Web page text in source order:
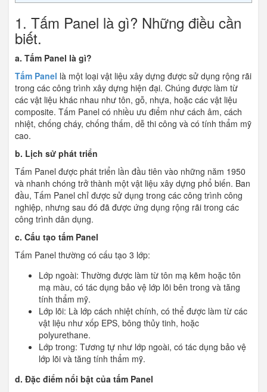
1. Tấm Panel là gì? Những điều cần
biết.
a. Tấm Panel là gì?
Tấm Panel là một loại vật liệu xây dựng được sử dụng rộng rãi
trong các công trình xây dựng hiện đại. Chúng được làm từ
các vật liệu khác nhau như tôn, gỗ, nhựa, hoặc các vật liệu
composite. Tấm Panel có nhiều ưu điểm như cách âm, cách
nhiệt, chống cháy, chống thấm, dễ thi công và có tính thẩm mỹ
cao.
b. Lịch sử phát triển
Tấm Panel được phát triển lần đầu tiên vào những năm 1950
và nhanh chóng trở thành một vật liệu xây dựng phổ biến. Ban
đầu, Tấm Panel chỉ được sử dụng trong các công trình công
nghiệp, nhưng sau đó đã được ứng dụng rộng rãi trong các
công trình dân dụng.
c. Cấu tạo tấm Panel
Tấm Panel thường có cấu tạo 3 lớp:
Lớp ngoài: Thường được làm từ tôn mạ kẽm hoặc tôn
mạ màu, có tác dụng bảo vệ lớp lõi bên trong và tăng
tính thẩm mỹ.
Lớp lõi: Là lớp cách nhiệt chính, có thể được làm từ các
vật liệu như xốp EPS, bông thủy tinh, hoặc
polyurethane.
Lớp trong: Tương tự như lớp ngoài, có tác dụng bảo vệ
lớp lõi và tăng tính thẩm mỹ.
d. Đặc điểm nổi bật của tấm Panel